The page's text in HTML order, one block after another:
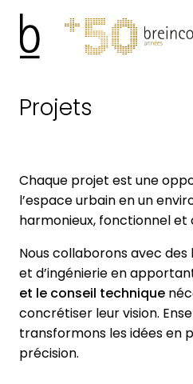
Projets
Chaque projet est une
l’espace urbain en un
harmonieux, fonctionnel et
Nous collaborons avec
et d’ingénierie en
et le conseil technique
concrétiser leur vision.
transformons les idées en
précision.